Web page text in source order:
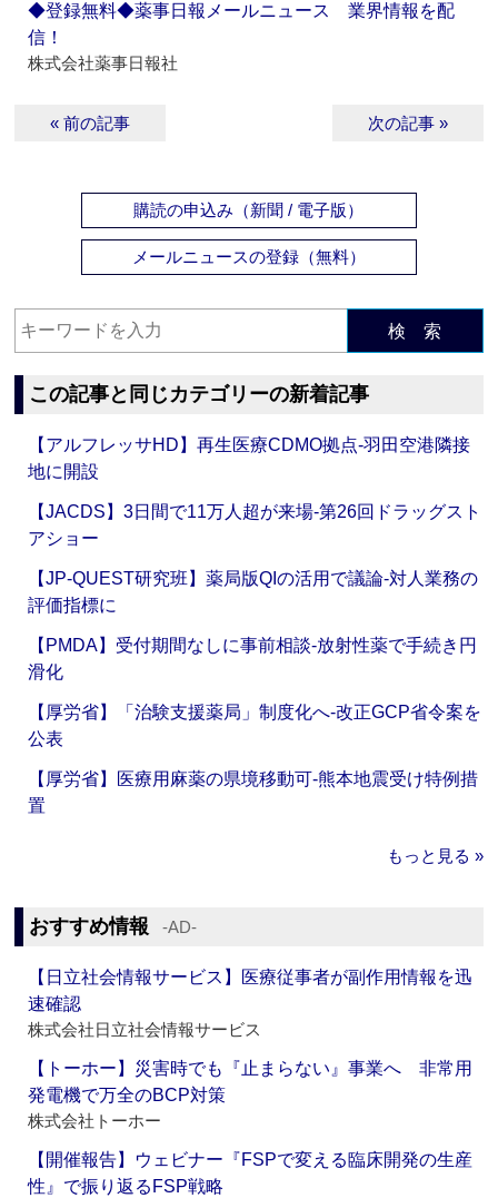
◆登録無料◆薬事日報メールニュース 業界情報を配
信！
株式会社薬事日報社
« 前の記事 次の記事 »
購読の申込み（新聞 / 電子版）
メールニュースの登録（無料）
検 索
この記事と同じカテゴリーの新着記事
【アルフレッサHD】再生医療CDMO拠点‐羽田空港隣接
地に開設
【JACDS】3日間で11万人超が来場‐第26回ドラッグスト
アショー
【JP-QUEST研究班】薬局版QIの活用で議論‐対人業務の
評価指標に
【PMDA】受付期間なしに事前相談‐放射性薬で手続き円
滑化
【厚労省】「治験支援薬局」制度化へ‐改正GCP省令案を
公表
【厚労省】医療用麻薬の県境移動可‐熊本地震受け特例措
置
もっと見る »
おすすめ情報 ‐AD‐
【日立社会情報サービス】医療従事者が副作用情報を迅
速確認
株式会社日立社会情報サービス
【トーホー】災害時でも『止まらない』事業へ 非常用
発電機で万全のBCP対策
株式会社トーホー
【開催報告】ウェビナー『FSPで変える臨床開発の生産
性』で振り返るFSP戦略